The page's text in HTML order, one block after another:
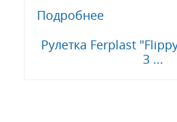
Подробнее
Рулетка Ferplast
3 ...